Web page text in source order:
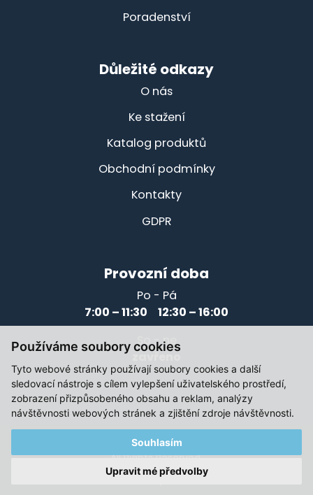
Používáme soubory cookies
Tyto webové stránky používají soubory cookies a další
sledovací nástroje s cílem vylepšení uživatelského prostředí,
zobrazení přizpůsobeného obsahu a reklam, analýzy
návštěvnosti webových stránek a zjištění zdroje návštěvnosti.
Souhlasím
Upravit mé předvolby
Poradenství
Důležité odkazy
O nás
Ke stažení
Katalog produktů
Obchodní podmínky
Kontakty
GDPR
Provozní doba
Po - Pá
7:00 – 11:30 12:30 – 16:00
So - ne
zavřeno
© 2021-2026, Elektromotory Těsnohlídek
All Rights Reserved.
Created by